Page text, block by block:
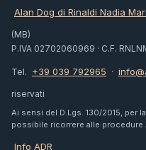
Alan Dog di Rinaldi Nadia
(MB)
P.IVA 02702060969 · C.F.
Tel. +39 039 792965 ·
riservati
Ai sensi del D.Lgs. 130/2015, per
possibile ricorrere alle procedure
Info ADR